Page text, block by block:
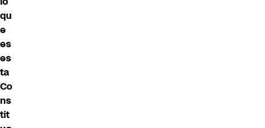
qu
e
es
es
ta
Co
ns
tit